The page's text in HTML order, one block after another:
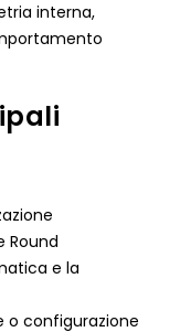
interna,
Round
e la
o configurazione